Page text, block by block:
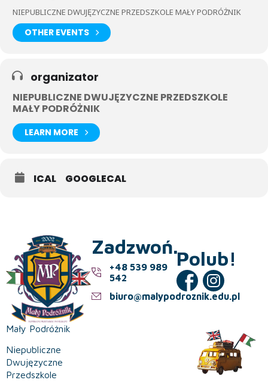
NIEPUBLICZNE DWUJĘZYCZNE PRZEDSZKOLE MAŁY PODRÓŻNIK
OTHER EVENTS
organizator
NIEPUBLICZNE DWUJĘZYCZNE PRZEDSZKOLE
MAŁY PODRÓŻNIK
LEARN MORE
ICAL GOOGLECAL
Mały Podróżnik
Niepubliczne
Dwujęzyczne
Przedszkole
Zadzwoń.
+48 539 989
542
biuro@malypodroznik.edu.pl
Polub!